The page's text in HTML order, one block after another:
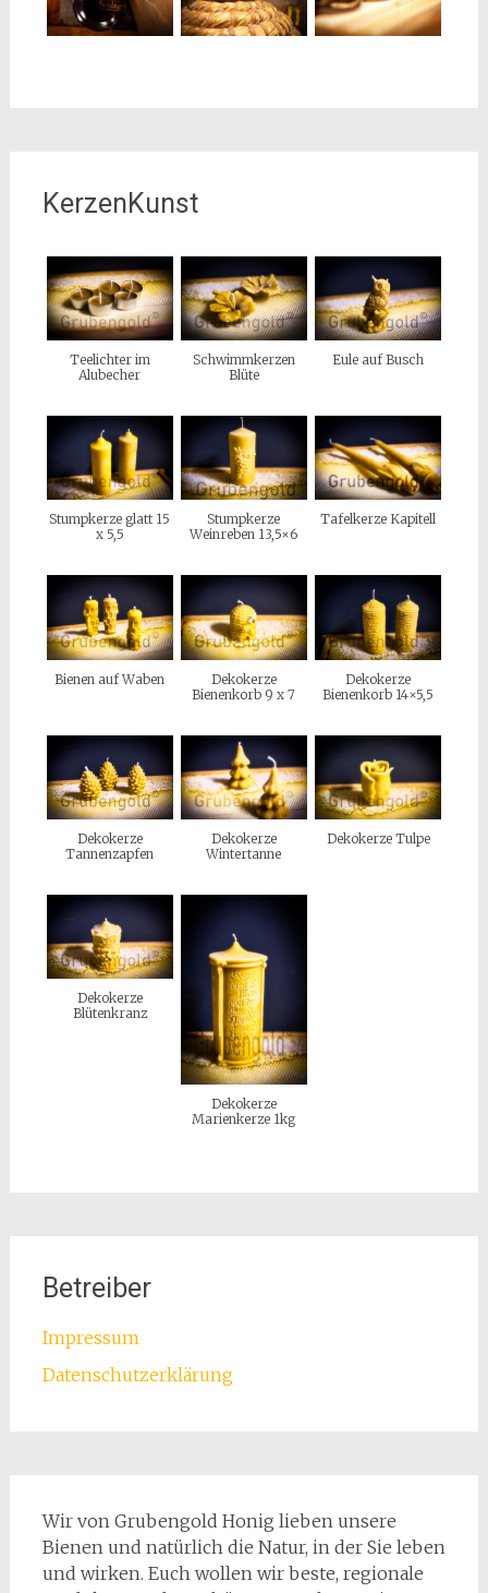
KerzenKunst
Teelichter im
Alubecher
Schwimmkerzen
Blüte
Eule auf Busch
Stumpkerze glatt 15
x 5,5
Stumpkerze
Weinreben 13,5×6
Tafelkerze Kapitell
Bienen auf Waben
Dekokerze
Bienenkorb 9 x 7
Dekokerze
Bienenkorb 14×5,5
Dekokerze
Tannenzapfen
Dekokerze
Wintertanne
Dekokerze Tulpe
Dekokerze
Blütenkranz
Dekokerze
Marienkerze 1kg
Betreiber
Impressum
Datenschutzerklärung
Wir von Grubengold Honig lieben unsere
Bienen und natürlich die Natur, in der Sie leben
und wirken. Euch wollen wir beste, regionale